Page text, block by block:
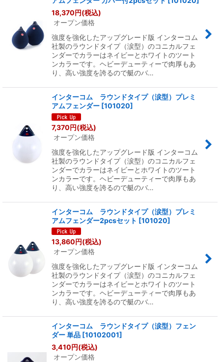
18,370円(税込)
オープン価格
強度を強化したアップグレード版 インターコム
社製のラウンドタイプ（涙型）のコニカルフェ
ンダーでカラーはネイビーとホワイトのツート
ンカラーです。ヘビーデューティーで肉厚もあ
り、高い強度を誇るので艇のバ…
インターコム ラウンドタイプ（涙型）プレミ
アムフェンダー [101020]
7,370円(税込)
オープン価格
強度を強化したアップグレード版 インターコム
社製のラウンドタイプ（涙型）のコニカルフェ
ンダーでカラーはネイビーとホワイトのツート
ンカラーです。ヘビーデューティーで肉厚もあ
り、高い強度を誇るので艇のバ…
インターコム ラウンドタイプ（涙型）プレミ
アムフェンダー2pcsセット [101020]
13,860円(税込)
オープン価格
強度を強化したアップグレード版 インターコム
社製のラウンドタイプ（涙型）のコニカルフェ
ンダーでカラーはネイビーとホワイトのツート
ンカラーです。ヘビーデューティーで肉厚もあ
り、高い強度を誇るので艇のバ…
インターコム ラウンドタイプ（涙型）フェン
ダー 単品 [10102001]
3,410円(税込)
オープン価格